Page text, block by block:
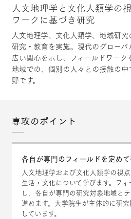
人文地理学と文化人類学の
ワークに基づき研究
人文地理学、文化人類学、地域研
研究・教育を実施。現代のグロー
広い関心を示し、フィールドワー
地域での、個別の人々との接触の
野です。
専攻のポイント
各自が専門のフィールドを定め
人文地理学および文化人類学の視
生活・文化について学びます。フ
し、各自が専門の研究対象地域と
進めます。大学院生が主体的に研
しています。